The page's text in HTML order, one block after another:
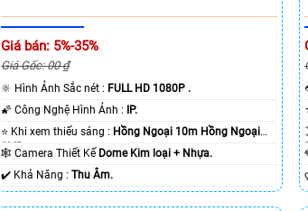
Giá bán: 5%-35%
Giá Gốc: 00 ₫
🔆 Hình Ảnh Sắc nét : FULL HD 1080P .
🌠 Công Nghệ Hình Ảnh : IP.
⭐ Khi xem thiếu sáng : Hồng Ngoại 10m Hồng Ngoại
SMD.🕸️ Camera Thiết Kế Dome Kim loại + Nhựa.
️✔️ Khả Năng :Thu Âm.